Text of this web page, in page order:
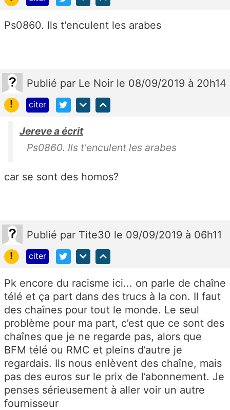
Ps0860. Ils t'enculent les arabes
Publié par Le Noir le 08/09/2019 à 20h14
!
citer
Jereve a écrit
Ps0860. Ils t'enculent les arabes
car se sont des homos?
Publié par Tite30 le 09/09/2019 à 06h11
!
citer
Pk encore du racisme ici... on parle de chaîne
télé et ça part dans des trucs à la con. Il faut
des chaînes pour tout le monde. Le seul
problème pour ma part, c’est que ce sont des
chaînes que je ne regarde pas, alors que
BFM télé ou RMC et pleins d’autre je
regardais. Ils nous enlèvent des chaîne, mais
pas des euros sur le prix de l’abonnement. Je
penses sérieusement à aller voir un autre
fournisseur